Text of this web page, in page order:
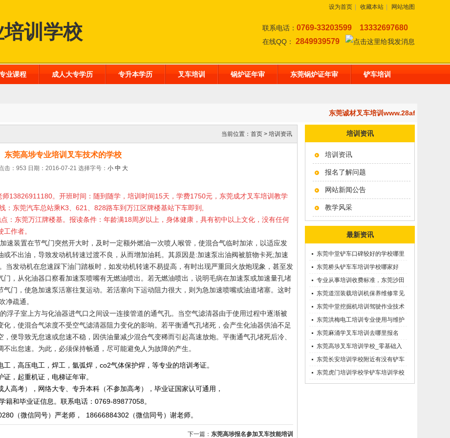
设为首页 收藏本站 网站地图
训学校 联系电话： 0769-33203599 13332697680
在线QQ： 2849939579
业课程 成人大专学历 专升本学历 叉车培训 锅炉证年审 东莞锅炉证年审 铲车培训
东莞诚材叉车培训www.28af.com,开设
培训资讯
培训资讯
报名了解问题
网站新闻公告
教学风采
最新资讯
东莞中堂铲车口碑较好的学校哪里
有？
东莞桥头铲车车培训学校哪家好
呢？推荐一下
专业从事培训收费标准，东莞沙田
优质的学叉车考证价钱
东莞道滘装载培训机保养维修常见
问题等知识大全
东莞中堂挖掘机培训驾驶作业技术
东莞洪梅电工培训专业使用与维护
接触调压噐？
东莞麻涌学叉车培训去哪里报名
东莞高埗叉车培训学校_零基础入
学_随到随学
东莞长安培训学校附近有没有铲车
培训的-
东莞虎门培训学校学铲车培训学校
在哪里_
当前位置： 首页 > 培训资讯
东莞高埗专业培训叉车技术的学校
击：953 日期：2016-07-21 选择字号： 小 中 大
师13826911180。开班时间：随到随学，培训时间15天，学费1750元，东莞成才叉车培训教学
东莞汽车总站乘K3、621、828路车到万江区牌楼基站下车即到,
：东莞万江牌楼基。报读条件：年龄满18周岁以上，身体健康，具有初中以上文化，没有任何
作者。
速装置在节气门突然开大时，及时一定额外燃油一次喷人喉管，使混合气临时加浓，以适应发
不出油，导致发动机转速过渡不良，从而增加油耗。其原因是:加速泵出油阀被脏物卡死;加速
当发动机在怠速踩下油门踏板时，如发动机转速不易提高，有时出现严重回火放炮现象，甚至发
，从化油器口察看加速泵喷嘴有无燃油喷出。若无燃油喷出，说明毛病在加速泵或加速量孔堵
门，使急加速泵活塞往复运动。若活塞向下运动阻力很大，则为急加速喷嘴或油道堵塞。这时
净疏通。
子室上方与化油器进气口之间设一连接管道的通气孔。当空气滤清器由于使用过程中逐渐被
，使混合气浓度不受空气滤清器阻力变化的影响。若平衡通气孔堵死，会产生化油器供油不足
便导致无怠速或怠速不稳，因供油量减少混合气变稀而引起高速放炮。平衡通气孔堵死后冷、
出怠速。为此，必须保持畅通，尽可能避免人为故障的产生。
，高压电工，焊工，氩弧焊，co2气体保护焊，等专业的培训考证。
重机证，电梯证年审。
，网络大专、专升本科（不参加高考），毕业证国家认可通用，
毕业证信息。 联系电话 ： 0769-89877058。
（微信同号）严老师 ， 18666884302 （微信同号） 谢老师。
下一篇： 东莞高埗报名参加叉车技能培训